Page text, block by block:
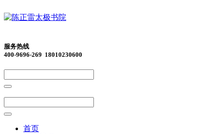
服务热线
400-9696-269 18010230600
首页